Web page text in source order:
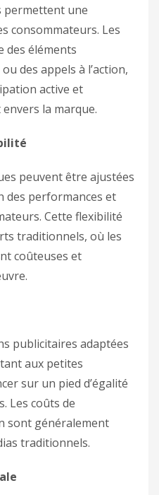
permettent une
consommateurs. Les
des éléments
des appels à l’action,
active et
la marque.
peuvent être ajustées
des performances et
Cette flexibilité
traditionnels, où les
coûteuses et
publicitaires adaptées
aux petites
sur un pied d’égalité
Les coûts de
sont généralement
traditionnels.